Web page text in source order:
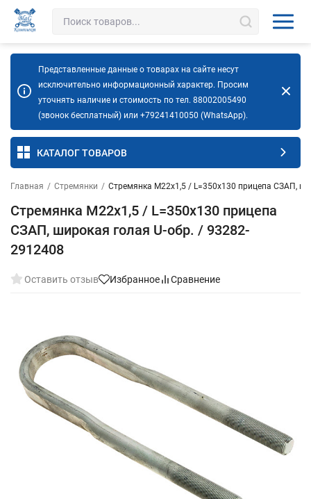
Представленные данные о товарах на сайте несут
исключительно информационный характер. Просим
уточнять наличие и стоимость по тел. 88002005490
(звонок бесплатный) или +79241410050 (WhatsApp).
КАТАЛОГ ТОВАРОВ
Главная / Стремянки / Стремянка М22х1,5 / L=350х130 прицепа СЗАП,
Стремянка М22х1,5 / L=350х130 прицепа
СЗАП, широкая голая U-обр. / 93282-
2912408
Оставить отзыв Избранное Сравнение